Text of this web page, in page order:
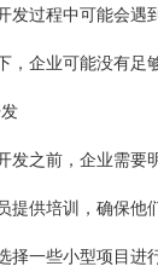
发过程中可能会遇
，企业可能没有足
发之前，企业需要
提供培训，确保他
择一些小型项目进